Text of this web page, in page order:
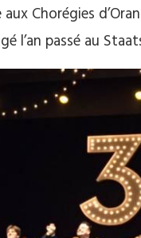
Chorégies
l’an passé au